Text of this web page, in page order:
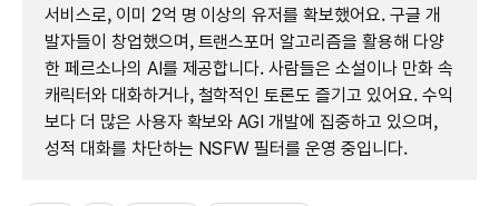
서비스로, 이미 2억 명 이상의 유저를 확보했어요. 구글 개
발자들이 창업했으며, 트랜스포머 알고리즘을 활용해 다양
한 페르소나의 AI를 제공합니다. 사람들은 소설이나 만화 속
캐릭터와 대화하거나, 철학적인 토론도 즐기고 있어요. 수익
보다 더 많은 사용자 확보와 AGI 개발에 집중하고 있으며,
성적 대화를 차단하는 NSFW 필터를 운영 중입니다.